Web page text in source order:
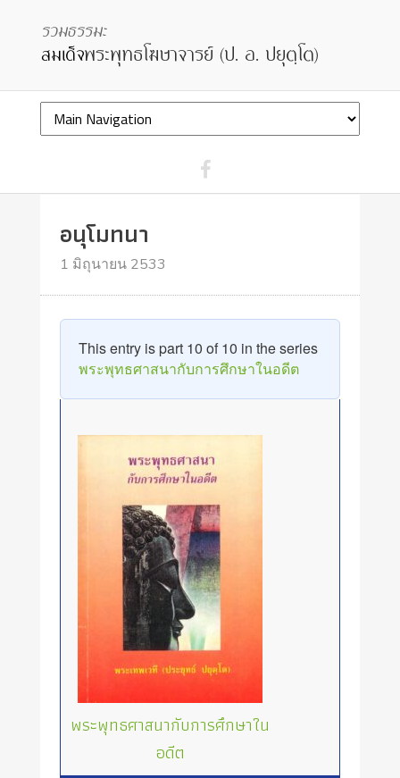
อนุโมทนา
1 มิถุนายน 2533
This entry is part 10 of 10 in the series
พระพุทธศาสนากับการศึกษาในอดีต
พระพุทธศาสนากับการศึกษาใน
อดีต